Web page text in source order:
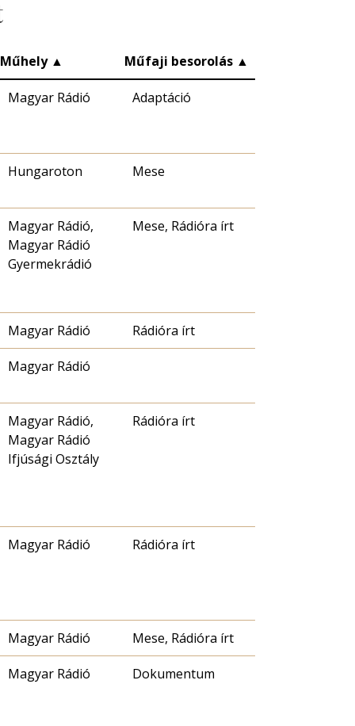
Műhely ▲ Műfaji besorolás ▲
Magyar Rádió Adaptáció
Hungaroton Mese
Magyar Rádió,
Magyar Rádió
Gyermekrádió
Mese, Rádióra írt
Magyar Rádió Rádióra írt
Magyar Rádió
Magyar Rádió,
Magyar Rádió
Ifjúsági Osztály
Rádióra írt
Magyar Rádió Rádióra írt
Magyar Rádió Mese, Rádióra írt
Magyar Rádió Dokumentum